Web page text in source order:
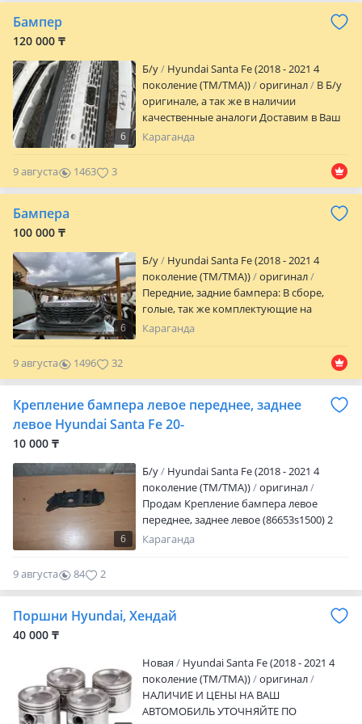
Бампер
120 000 ₸
6
Б/y
Hyundai Santa Fe (2018 - 2021 4
поколение (TM/TMA))
оригинал
В Б/у
оригинале, а так же в наличии
качественные аналоги Доставим в Ваш
город в самые кратчайшие сроки.
Уточняйте наличие и стоимость товара
Караганда
9 августа 1463 3
Бампера
100 000 ₸
6
Б/y
Hyundai Santa Fe (2018 - 2021 4
поколение (TM/TMA))
оригинал
Передние, задние бампера: В сборе,
голые, так же комплектующие на
бампера Б/у оригинал Новые оригинал
Караганда
9 августа 1496 32
Крепление бампера левое переднее, заднее
левое Hyundai Santa Fe 20-
10 000 ₸
6
Б/y
Hyundai Santa Fe (2018 - 2021 4
поколение (TM/TMA))
оригинал
Продам Крепление бампера левое
переднее, заднее левое (86653s1500) 2
шт, Hyundai Santa Fe 20 —, бу, оригинал,
Караганда
9 августа 84 2
Поршни Hyundai, Хендай
40 000 ₸
Новая
Hyundai Santa Fe (2018 - 2021 4
поколение (TM/TMA))
оригинал
НАЛИЧИЕ И ЦЕНЫ НА ВАШ
АВТОМОБИЛЬ УТОЧНЯЙТЕ ПО